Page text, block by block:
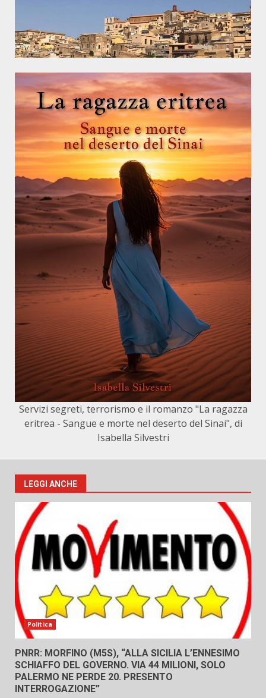
Servizi segreti, terrorismo e il romanzo "La ragazza
eritrea - Sangue e morte nel deserto del Sinai", di
Isabella Silvestri
LEGGI ANCHE
Politica
PNRR: MORFINO (M5S), “ALLA SICILIA L’ENNESIMO
SCHIAFFO DEL GOVERNO. VIA 44 MILIONI, SOLO
PALERMO NE PERDE 20. PRESENTO
INTERROGAZIONE”